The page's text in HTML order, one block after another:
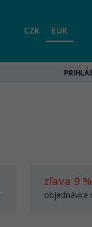
CZK EUR
zľava 9 %
objednávka